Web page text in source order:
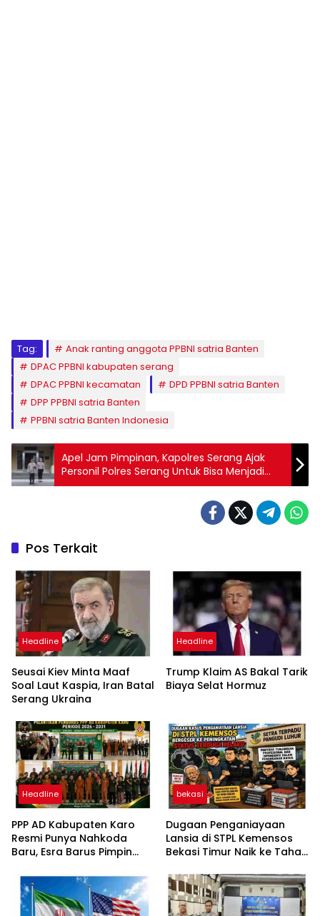
Tag:
Anak ranting anggota PPBNI satria Banten
DPAC PPBNI kabupaten serang
DPAC PPBNI kecamatan
DPD PPBNI satria Banten
DPP PPBNI satria Banten
PPBNI satria Banten Indonesia
Apel Jam Pimpinan, Kapolres Serang Ajak
Personil Polres Serang Untuk Bisa Menjadi
Problem Solver Ditengah Masyarakat
Pos Terkait
Headline
Seusai Kiev Minta Maaf
Soal Laut Kaspia, Iran Batal
Serang Ukraina
Headline
Trump Klaim AS Bakal Tarik
Biaya Selat Hormuz
Headline
PPP AD Kabupaten Karo
Resmi Punya Nahkoda
Baru, Esra Barus Pimpin
bekasi
Dugaan Penganiayaan
Lansia di STPL Kemensos
Bekasi Timur Naik ke Tahap
Minta Proses Transparan
dan Bebas Intervensi